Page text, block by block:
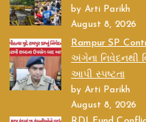
by Arti Parikh
August 8, 2026
Rampur SP
અંગેના નિવેદનથી
આપી સ્પષ્ટતા
by Arti Parikh
August 8, 2026